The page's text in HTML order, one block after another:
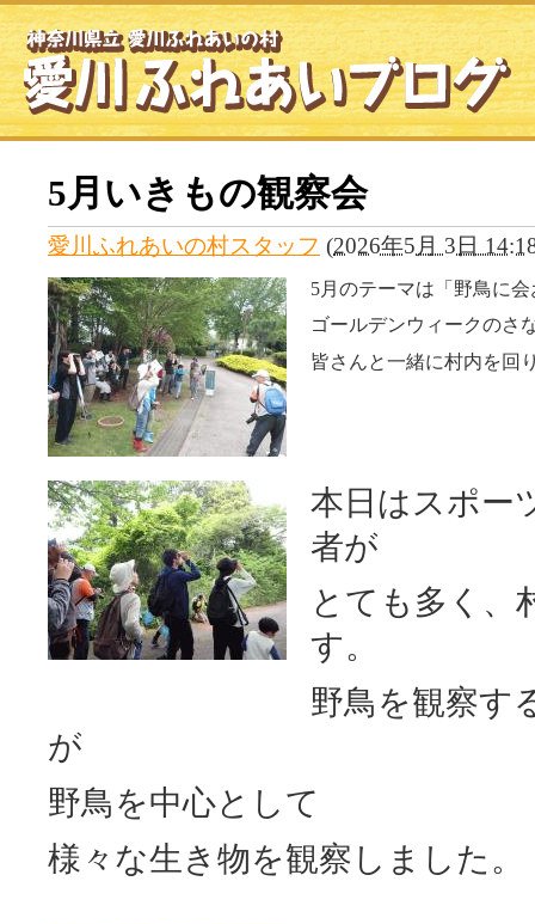
5月いきもの観察会
愛川ふれあいの村スタッフ (2026年5月 3日
5月のテーマは「野鳥に
ゴールデンウィークのさ
皆さんと一緒に村内を回
本日はスポー
者が
とても多く、
す。
野鳥を観察す
が
野鳥を中心として
様々な生き物を観察しました。